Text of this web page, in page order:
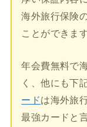
海外旅行保険
ことができます
年会費無料で
く、他にも下
ードは海外旅
最強カードと